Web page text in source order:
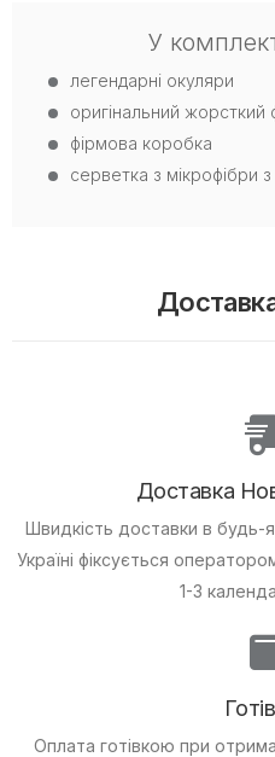
У
легендарні окуляри
оригінальний жорсткий
фірмова коробка
серветка з мікрофібри
Доставка
Швидкість доставки в будь-
Україні фіксується
1-3
Оплата готівкою при